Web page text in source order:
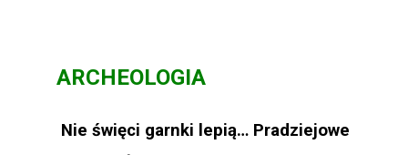
ARCHEOLOGIA
Nie święci garnki lepią… Pradziejowe